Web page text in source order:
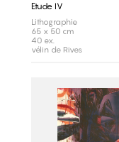
Etude IV
Lithographie
65 x 50 cm
40 ex.
vélin de Rives